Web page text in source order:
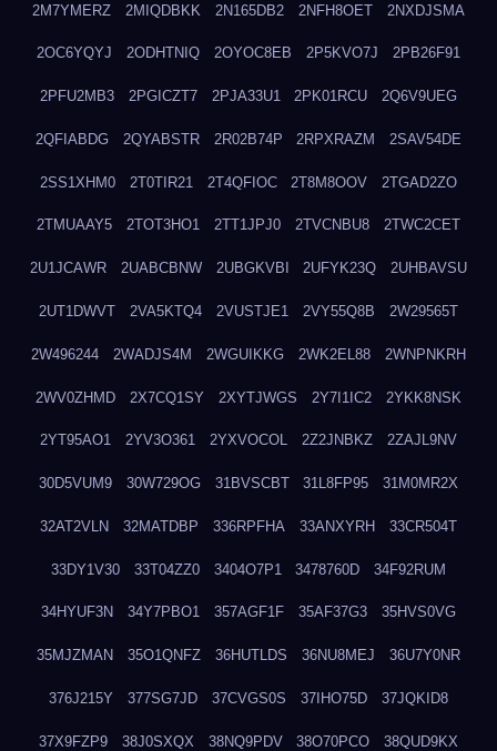
2M7YMERZ 2MIQDBKK 2N165DB2 2NFH8OET 2NXDJSMA
2OC6YQYJ 2ODHTNIQ 2OYOC8EB 2P5KVO7J 2PB26F91
2PFU2MB3 2PGICZT7 2PJA33U1 2PK01RCU 2Q6V9UEG
2QFIABDG 2QYABSTR 2R02B74P 2RPXRAZM 2SAV54DE
2SS1XHM0 2T0TIR21 2T4QFIOC 2T8M8OOV 2TGAD2ZO
2TMUAAY5 2TOT3HO1 2TT1JPJ0 2TVCNBU8 2TWC2CET
2U1JCAWR 2UABCBNW 2UBGKVBI 2UFYK23Q 2UHBAVSU
2UT1DWVT 2VA5KTQ4 2VUSTJE1 2VY55Q8B 2W29565T
2W496244 2WADJS4M 2WGUIKKG 2WK2EL88 2WNPNKRH
2WV0ZHMD 2X7CQ1SY 2XYTJWGS 2Y7I1IC2 2YKK8NSK
2YT95AO1 2YV3O361 2YXVOCOL 2Z2JNBKZ 2ZAJL9NV
30D5VUM9 30W729OG 31BVSCBT 31L8FP95 31M0MR2X
32AT2VLN 32MATDBP 336RPFHA 33ANXYRH 33CR504T
33DY1V30 33T04ZZ0 3404O7P1 3478760D 34F92RUM
34HYUF3N 34Y7PBO1 357AGF1F 35AF37G3 35HVS0VG
35MJZMAN 35O1QNFZ 36HUTLDS 36NU8MEJ 36U7Y0NR
376J215Y 377SG7JD 37CVGS0S 37IHO75D 37JQKID8
37X9FZP9 38J0SXQX 38NQ9PDV 38O70PCO 38QUD9KX